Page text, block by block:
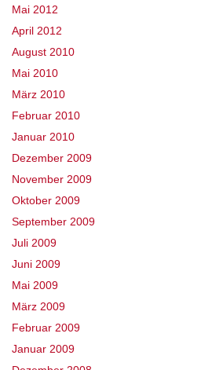
Mai 2012
April 2012
August 2010
Mai 2010
März 2010
Februar 2010
Januar 2010
Dezember 2009
November 2009
Oktober 2009
September 2009
Juli 2009
Juni 2009
Mai 2009
März 2009
Februar 2009
Januar 2009